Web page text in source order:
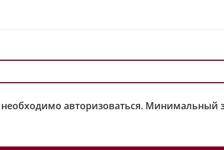
авторизоваться. Минимальный